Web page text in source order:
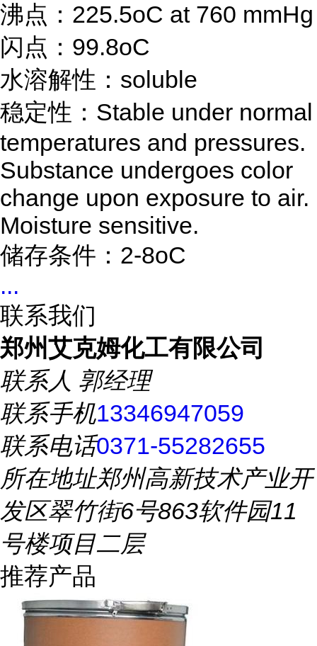
沸点：225.5oC at 760 mmHg
闪点：99.8oC
水溶解性：soluble
稳定性：Stable under normal
temperatures and pressures.
Substance undergoes color
change upon exposure to air.
Moisture sensitive.
储存条件：2-8oC
...
联系我们
郑州艾克姆化工有限公司
联系人 郭经理
联系手机13346947059
联系电话0371-55282655
所在地址郑州高新技术产业开
发区翠竹街6号863软件园11
号楼项目二层
推荐产品